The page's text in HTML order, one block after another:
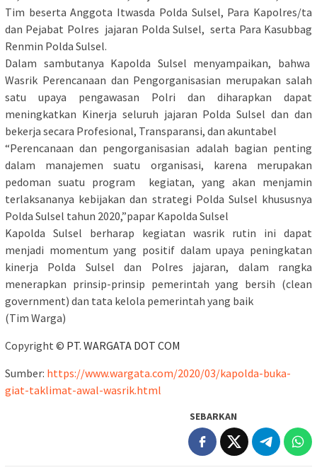
Tim beserta Anggota Itwasda Polda Sulsel, Para Kapolres/ta
dan Pejabat Polres jajaran Polda Sulsel, serta Para Kasubbag
Renmin Polda Sulsel.
Dalam sambutanya Kapolda Sulsel menyampaikan, bahwa
Wasrik Perencanaan dan Pengorganisasian merupakan salah
satu upaya pengawasan Polri dan diharapkan dapat
meningkatkan Kinerja seluruh jajaran Polda Sulsel dan dan
bekerja secara Profesional, Transparansi, dan akuntabel
“Perencanaan dan pengorganisasian adalah bagian penting
dalam manajemen suatu organisasi, karena merupakan
pedoman suatu program kegiatan, yang akan menjamin
terlaksananya kebijakan dan strategi Polda Sulsel khususnya
Polda Sulsel tahun 2020,”papar Kapolda Sulsel
Kapolda Sulsel berharap kegiatan wasrik rutin ini dapat
menjadi momentum yang positif dalam upaya peningkatan
kinerja Polda Sulsel dan Polres jajaran, dalam rangka
menerapkan prinsip-prinsip pemerintah yang bersih (clean
government) dan tata kelola pemerintah yang baik
(Tim Warga)
Copyright © PT. WARGATA DOT COM
Sumber: https://www.wargata.com/2020/03/kapolda-buka-
giat-taklimat-awal-wasrik.html
SEBARKAN